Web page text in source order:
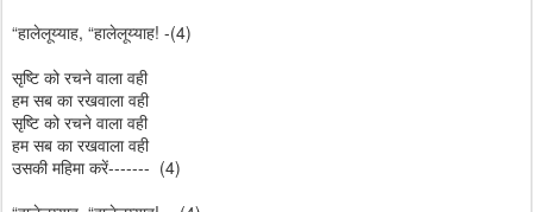
“हालेलूय्याह, “हालेलूय्याह! -(4)
सृष्टि को रचने वाला वही
हम सब का रखवाला वही
सृष्टि को रचने वाला वही
हम सब का रखवाला वही
उसकी महिमा करें------- (4)